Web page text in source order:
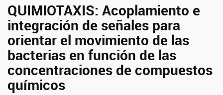
QUIMIOTAXIS: Acoplamiento e
integración de señales para
orientar el movimiento de las
bacterias en función de las
concentraciones de compuestos
químicos